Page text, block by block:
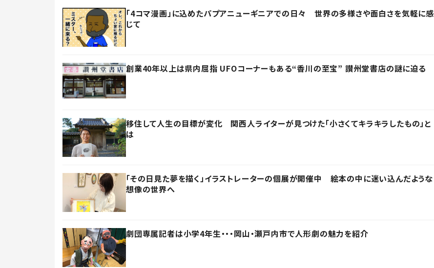
「4コマ漫画」に込めたパプアニューギニアでの日々 世界の多様さや面白さを気軽に感
じて
創業40年以上は県内屈指 UFOコーナーもある“香川の至宝” 讃州堂書店の謎に迫る
移住して人生の目標が変化 関西人ライターが見つけた「小さくてキラキラしたもの」と
は
「その日見た夢を描く」イラストレーターの個展が開催中 絵本の中に迷い込んだような
想像の世界へ
劇団専属記者は小学4年生・・・岡山・瀬戸内市で人形劇の魅力を紹介